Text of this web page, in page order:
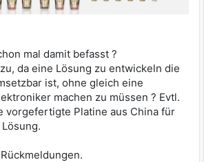
mal damit befasst ?
da eine Lösung zu entwickeln die
ist, ohne gleich eine
machen zu müssen ? Evtl.
vorgefertigte Platine aus China für